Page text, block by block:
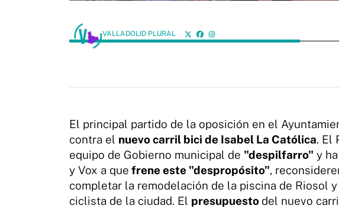
VALLADOLID PLURAL
El principal partido de la oposición en el
contra el nuevo carril bici de Isabel La Católica. El
equipo de Gobierno municipal de "despilfarro" y
y Vox a que frene este "despropósito",
completar la remodelación de la piscina de Riosol
ciclista de la ciudad. El presupuesto del nuevo